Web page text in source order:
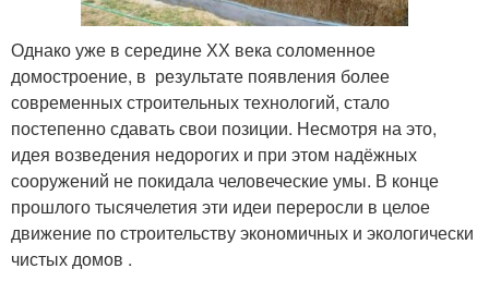
Однако уже в середине ХХ века соломенное
домостроение, в результате появления более
современных строительных технологий, стало
постепенно сдавать свои позиции. Несмотря на это,
идея возведения недорогих и при этом надёжных
сооружений не покидала человеческие умы. В конце
прошлого тысячелетия эти идеи переросли в целое
движение по строительству экономичных и экологически
чистых домов .